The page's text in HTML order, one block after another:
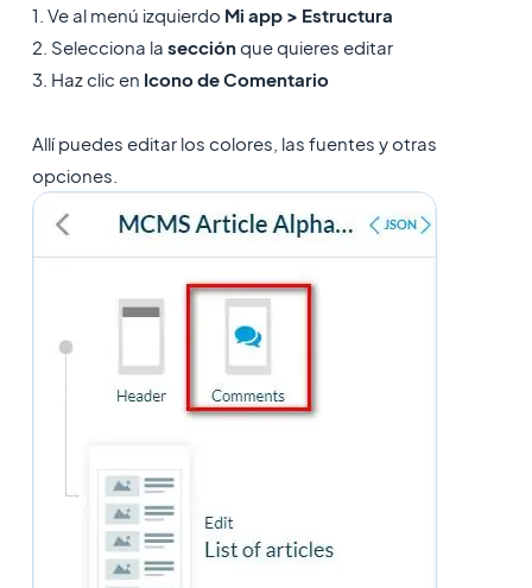
1. Ve al menú izquierdo Mi app > Estructura
2. Selecciona la secciónque quieres editar
3. Haz clic en Icono de Comentario
Allí puedes editar los colores, las fuentes y otras
opciones.